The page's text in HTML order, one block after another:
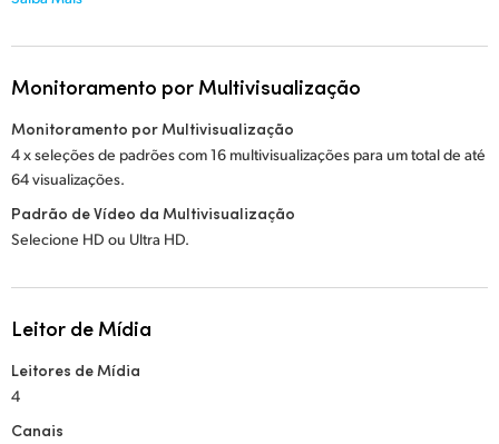
Monitoramento por Multivisualização
Monitoramento por Multivisualização
4 x seleções de padrões com 16 multivisualizações para um total de até
64 visualizações.
Padrão de Vídeo da Multivisualização
Selecione HD ou Ultra HD.
Leitor de Mídia
Leitores de Mídia
4
Canais